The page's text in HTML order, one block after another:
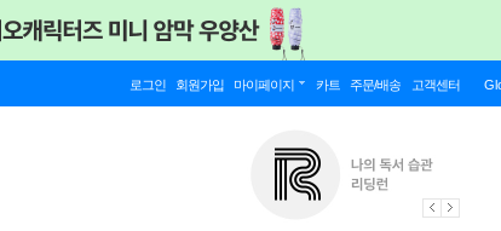
로그인 회원가입 마이페이지 카트 주문/배송 고객센터